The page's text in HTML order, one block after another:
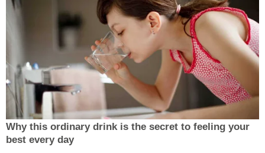
Why this ordinary drink is the secret to feeling your
best every day